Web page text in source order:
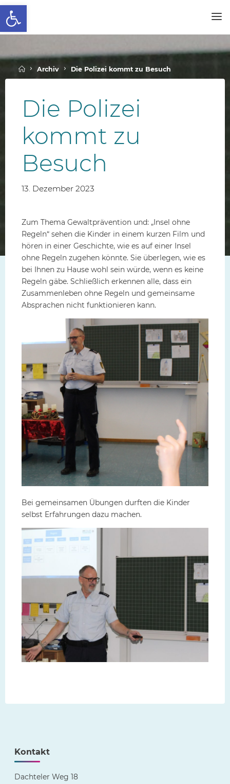
Werkzeugleiste öffnen
Skip
to
content
SCHALLENBERGSCHULE
Home
Archiv Die Polizei kommt zu Besuch
Die Polizei
kommt zu
Besuch
13. Dezember 2023
Zum Thema Gewaltprävention und: „Insel ohne
Regeln“ sehen die Kinder in einem kurzen Film und
hören in einer Geschichte, wie es auf einer Insel
ohne Regeln zugehen könnte. Sie überlegen, wie es
bei Ihnen zu Hause wohl sein würde, wenn es keine
Regeln gäbe. Schließlich erkennen alle, dass ein
Zusammenleben ohne Regeln und gemeinsame
Absprachen nicht funktionieren kann.
Bei gemeinsamen Übungen durften die Kinder
selbst Erfahrungen dazu machen.
Kontakt
Dachteler Weg 18